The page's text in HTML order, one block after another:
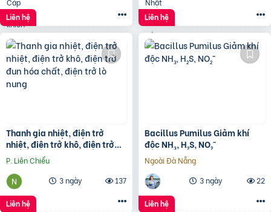
Liên hệ Liên hệ
Thanh gia nhiệt, điện trở
nhiệt, điện trở khô, điện trở
đun hóa chất, điện trở lò nung
P. Liên Chiểu
3 ngày
137
Liên hệ
Bacillus Pumilus Giảm khí
độc NH₃, H₂S, NO₂⁻
Ngoài Đà Nẵng
3 ngày
22
Liên hệ